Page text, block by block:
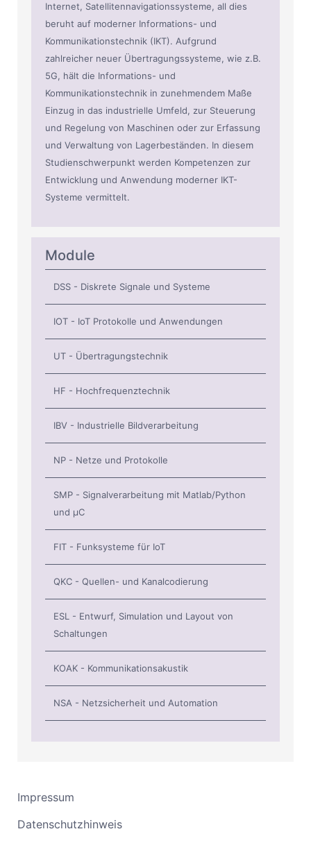
Internet, Satellitennavigationssysteme, all dies
beruht auf moderner Informations- und
Kommunikationstechnik (IKT). Aufgrund
zahlreicher neuer Übertragungssysteme, wie z.B.
5G, hält die Informations- und
Kommunikationstechnik in zunehmendem Maße
Einzug in das industrielle Umfeld, zur Steuerung
und Regelung von Maschinen oder zur Erfassung
und Verwaltung von Lagerbeständen. In diesem
Studienschwerpunkt werden Kompetenzen zur
Entwicklung und Anwendung moderner IKT-
Systeme vermittelt.
Module
DSS - Diskrete Signale und Systeme
IOT - IoT Protokolle und Anwendungen
UT - Übertragungstechnik
HF - Hochfrequenztechnik
IBV - Industrielle Bildverarbeitung
NP - Netze und Protokolle
SMP - Signalverarbeitung mit Matlab/Python
und µC
FIT - Funksysteme für IoT
QKC - Quellen- und Kanalcodierung
ESL - Entwurf, Simulation und Layout von
Schaltungen
KOAK - Kommunikationsakustik
NSA - Netzsicherheit und Automation
Impressum
Datenschutzhinweis